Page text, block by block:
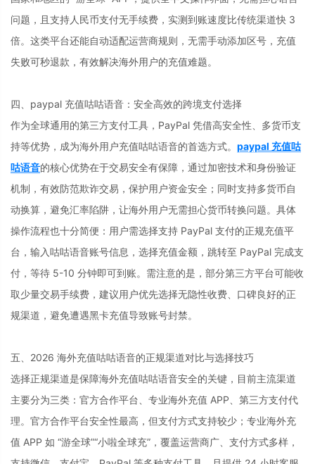
问题，且支持人民币支付无手续费，实测到账速度比传统渠道快 3
倍。这类平台还能自动适配运营商规则，无需手动添加区号，充值
失败可秒退款，有效解决海外用户的充值难题。
四、paypal 充值咕咕语音：安全高效的跨境支付选择
作为全球通用的第三方支付工具，PayPal 凭借高安全性、多货币支
持等优势，成为海外用户充值咕咕语音的首选方式。 paypal 充值咕
咕语音的核心优势在于交易安全有保障，通过加密技术和身份验证
机制，有效防范欺诈交易，保护用户资金安全；同时支持多货币自
动换算，避免汇率陷阱，让海外用户无需担心货币转换问题。具体
操作流程也十分简便：用户需选择支持 PayPal 支付的正规充值平
台，输入咕咕语音账号信息，选择充值金额，跳转至 PayPal 完成支
付，等待 5-10 分钟即可到账。需注意的是，部分第三方平台可能收
取少量交易手续费，建议用户优先选择无隐性收费、口碑良好的正
规渠道，避免遭遇黑卡充值导致账号封禁。
五、2026 海外充值咕咕语音的正规渠道对比与选择技巧
选择正规渠道是保障海外充值咕咕语音安全的关键，目前主流渠道
主要分为三类：官方合作平台、专业海外充值 APP、第三方支付代
理。官方合作平台安全性最高，但支付方式支持较少；专业海外充
值 APP 如 “游全球”“小啦全球充”，覆盖运营商广、支付方式多样，